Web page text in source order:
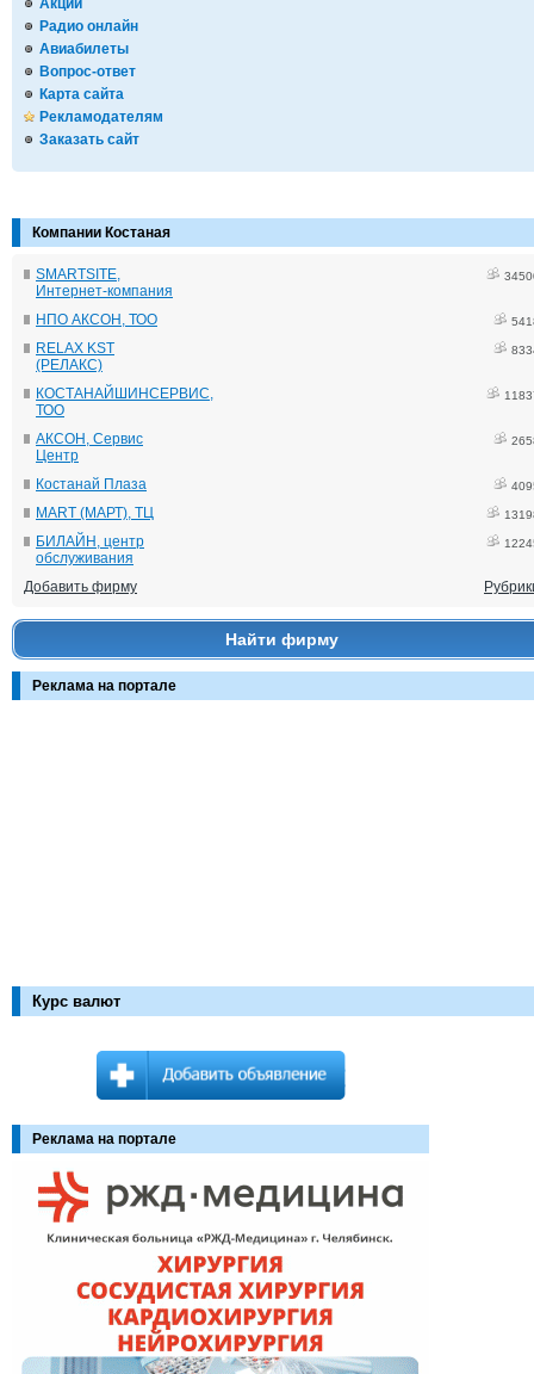
Акции
Радио онлайн
Авиабилеты
Вопрос-ответ
Карта сайта
Рекламодателям
Заказать сайт
Компании Костаная
SMARTSITE,
Интернет-компания
НПО АКСОН, ТОО
RELAX KST
(РЕЛАКС)
КОСТАНАЙШИНСЕРВИС,
ТОО
АКСОН, Сервис
Центр
Костанай Плаза
MART (МАРТ), ТЦ
БИЛАЙН, центр
обслуживания
Добавить фирму
Найти фирму
Реклама на портале
Курс валют
Реклама на портале